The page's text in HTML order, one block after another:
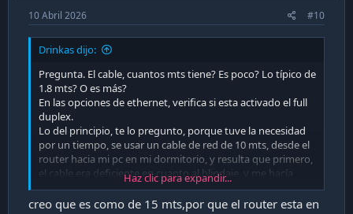
10 Abril 2026 #10
Drinkas dijo:
Pregunta. El cable, cuantos mts tiene? Es poco? Lo típico de
1.8 mts? O es más?
En las opciones de ethernet, verifica si esta activado el full
duplex.
Lo del principio, te lo pregunto, porque tuve la necesidad
por un tiempo, se usar un cable de red de 10 mts, desde el
router hacia mi pc en mi dormitorio, y resulta que primero,
el cable era deficiente en cuanto al blindaje, y me hacía
literalmente lo mismo de tu pregunta. Después cambié el
cable, pero ésta vez, como lo mande a hacer, quedaron
Haz clic para expandir...
creo que es como de 15 mts,por que el router esta en